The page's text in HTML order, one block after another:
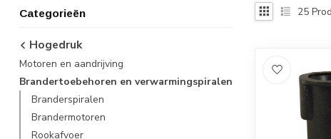
Categorieën
Hogedruk
Motoren en aandrijving
Brandertoebehoren en verwarmingspiralen
Branderspiralen
Brandermotoren
Rookafvoer
25